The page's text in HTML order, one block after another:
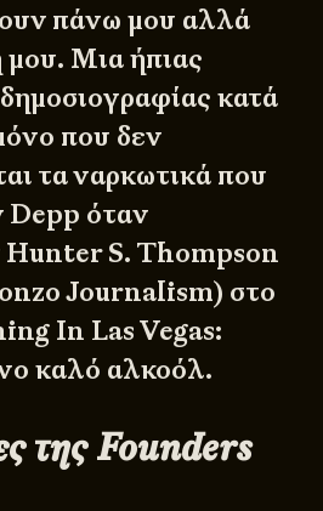
πάνω μου αλλά
μου. Μια ήπιας
κατά
που δεν
τα ναρκωτικά που
Depp όταν
Hunter S. Thompson
Journalism) στο
In Las Vegas:
καλό αλκοόλ.
της Founders